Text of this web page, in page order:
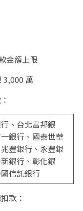
金額上限
萬
、台北富邦銀
銀行、國泰世華
豐銀行、永豐銀
銀行、彰化銀
信託銀行
款：